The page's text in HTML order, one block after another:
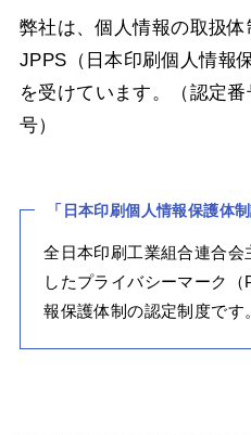
弊社は、個人情報の取扱体
JPPS（日本印刷個人情報
を受けています。（認定番
号）
「日本印刷個人情報保護体
全日本印刷工業組合連合
したプライバシーマーク
報保護体制の認定制度です。